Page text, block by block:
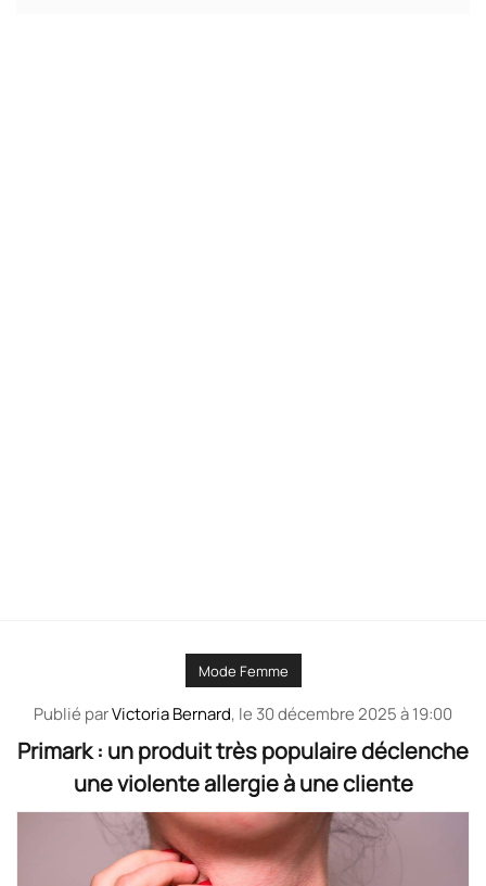
Mode Femme
Publié parVictoria Bernard, le 30 décembre 2025 à 19:00
Primark : un produit très populaire déclenche
une violente allergie à une cliente